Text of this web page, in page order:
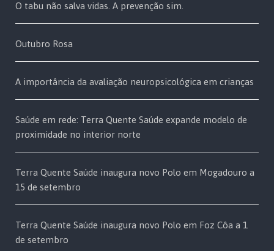
O tabu não salva vidas. A prevenção sim.
Outubro Rosa
A importância da avaliação neuropsicológica em crianças
Saúde em rede: Terra Quente Saúde expande modelo de
proximidade no interior norte
Terra Quente Saúde inaugura novo Polo em Mogadouro a
15 de setembro
Terra Quente Saúde inaugura novo Polo em Foz Côa a 1
de setembro